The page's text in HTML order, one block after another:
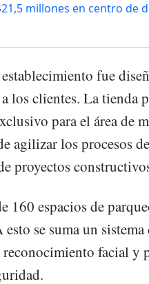
millones en centro de
fue
los clientes. La tienda
para el área de
agilizar los procesos
proyectos
160 espacios de
se suma un
facial y